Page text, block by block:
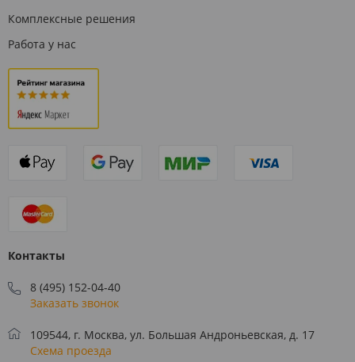
Комплексные решения
Работа у нас
Контакты
8 (495) 152-04-40
Заказать звонок
109544, г. Москва, ул. Большая Андроньевская, д. 17
Схема проезда